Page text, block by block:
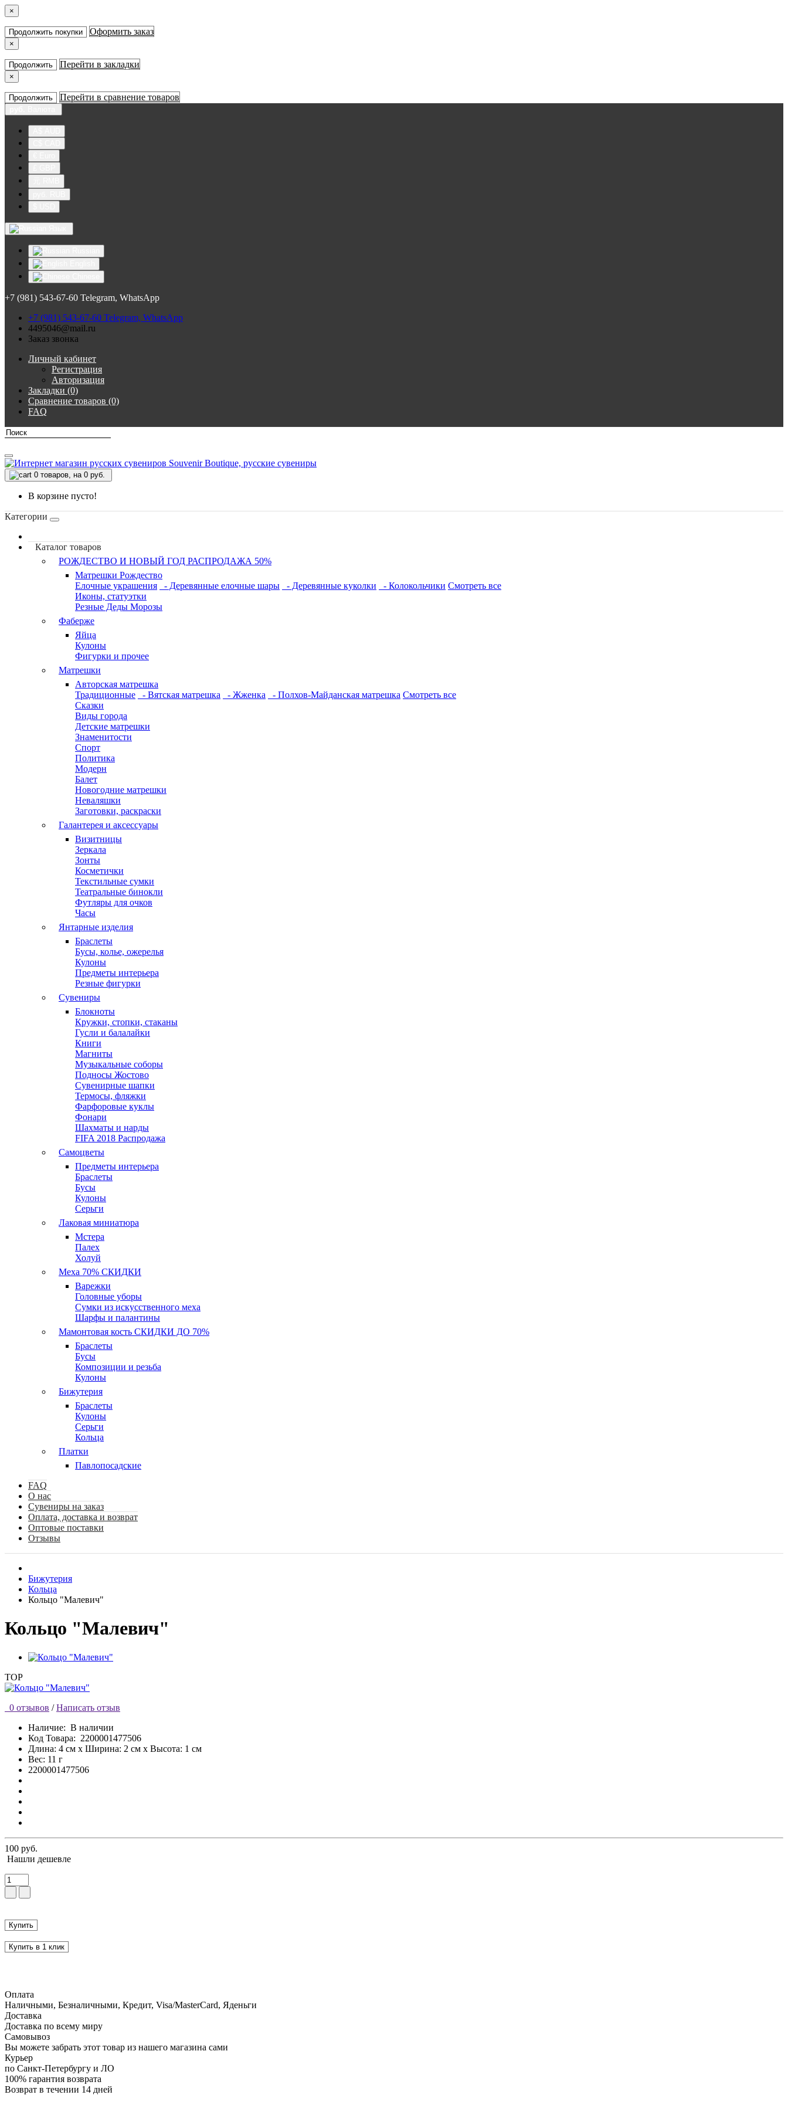
×
Продолжить покупки Оформить заказ
×
Продолжить Перейти в закладки
×
Продолжить Перейти в сравнение товаров
+7 (981) 543-67-60 Telegram, WhatsApp
+7 (981) 543-67-60 Telegram, WhatsApp
4495046@mail.ru
Заказ звонка
Личный кабинет
Регистрация
Авторизация
Закладки (0)
Сравнение товаров (0)
FAQ
0 товаров, на 0 руб.
В корзине пусто!
Категории
Каталог товаров
РОЖДЕСТВО И НОВЫЙ ГОД РАСПРОДАЖА 50%
Матрешки Рождество
Елочные украшения
- Деревянные елочные шары - Деревянные куколки - Колокольчики Смотреть все
Иконы, статуэтки
Резные Деды Морозы
Фаберже
Яйца
Кулоны
Фигурки и прочее
Матрешки
Авторская матрешка
Традиционные
- Вятская матрешка - Жженка - Полхов-Майданская матрешка Смотреть все
Сказки
Виды города
Детские матрешки
Знаменитости
Спорт
Политика
Модерн
Балет
Новогодние матрешки
Неваляшки
Заготовки, раскраски
Галантерея и аксессуары
Визитницы
Зеркала
Зонты
Косметички
Текстильные сумки
Театральные бинокли
Футляры для очков
Часы
Янтарные изделия
Браслеты
Бусы, колье, ожерелья
Кулоны
Предметы интерьера
Резные фигурки
Сувениры
Блокноты
Кружки, стопки, стаканы
Гусли и балалайки
Книги
Магниты
Музыкальные соборы
Подносы Жостово
Сувенирные шапки
Термосы, фляжки
Фарфоровые куклы
Фонари
Шахматы и нарды
FIFA 2018 Распродажа
Самоцветы
Предметы интерьера
Браслеты
Бусы
Кулоны
Серьги
Лаковая миниатюра
Мстера
Палех
Холуй
Меха 70% СКИДКИ
Варежки
Головные уборы
Сумки из искусственного меха
Шарфы и палантины
Мамонтовая кость СКИДКИ ДО 70%
Браслеты
Бусы
Композиции и резьба
Кулоны
Бижутерия
Браслеты
Кулоны
Серьги
Кольца
Платки
Павлопосадские
FAQ
О нас
Сувениры на заказ
Оплата, доставка и возврат
Оптовые поставки
Отзывы
Бижутерия
Кольца
Кольцо "Малевич"
Кольцо "Малевич"
TOP
0 отзывов / Написать отзыв
Наличие: В наличии
Код Товара: 2200001477506
Длина: 4 см x Ширина: 2 см x Высота: 1 см
Вес: 11 г
2200001477506
100 руб.
Нашли дешевле
Купить
Купить в 1 клик
Оплата
Наличными, Безналичными, Кредит, Visa/MasterCard, Яденьги
Доставка
Доставка по всему миру
Самовывоз
Вы можете забрать этот товар из нашего магазина сами
Курьер
по Санкт-Петербургу и ЛО
100% гарантия возврата
Возврат в течении 14 дней